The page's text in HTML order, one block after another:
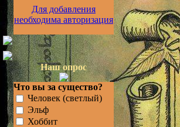
Для добавления
необходима авторизация
Наш опрос
Что вы за существо?
Человек (светлый)
Эльф
Хоббит